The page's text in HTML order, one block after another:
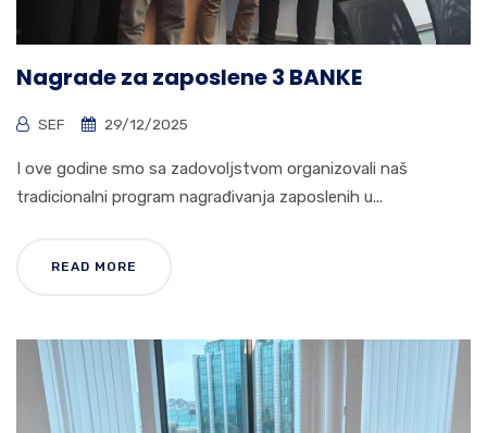
Nagrade za zaposlene 3 BANKE
SEF 29/12/2025
I ove godine smo sa zadovoljstvom organizovali naš
tradicionalni program nagrađivanja zaposlenih u...
READ MORE